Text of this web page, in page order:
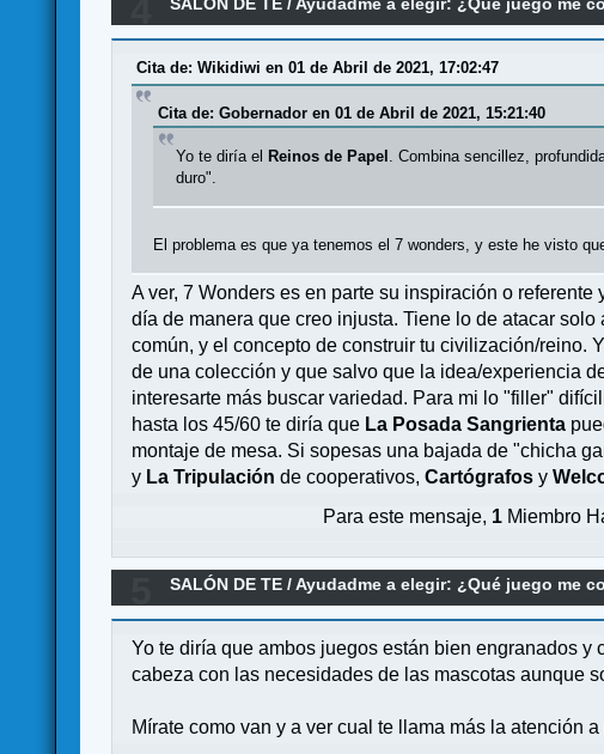
Cita de: Wikidiwi en 01 de Abril de 2021, 17:02:47
Cita de: Gobernador en 01 de Abril de 2021, 15:21:40
Yo te diría el Reinos de Papel . Combina sencillez,
duro".
El problema es que ya tenemos el 7 wonders, y este he visto
A ver, 7 Wonders es en parte su inspiración o
día de manera que creo injusta. Tiene lo de atacar
común, y el concepto de construir tu civilización/reino.
de una colección y que salvo que la idea/experiencia
interesarte más buscar variedad. Para mi lo "filler"
hasta los 45/60 te diría que La Posada Sangrienta
montaje de mesa. Si sopesas una bajada de "chicha
y La Tripulación de cooperativos,Cartógrafos y
Para este mensaje, 1 Miembro
SALÓN DE TE /Ayudadme a elegir: ¿Qué juego me
Yo te diría que ambos juegos están bien engranados
cabeza con las necesidades de las mascotas aunque
Mírate como van y a ver cual te llama más la atención